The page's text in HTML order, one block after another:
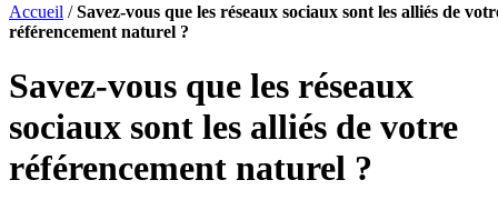
Accueil /Savez-vous que les réseaux sociaux sont les alliés de
référencement naturel ?
Savez-vous que les réseaux
sociaux sont les alliés de votre
référencement naturel ?